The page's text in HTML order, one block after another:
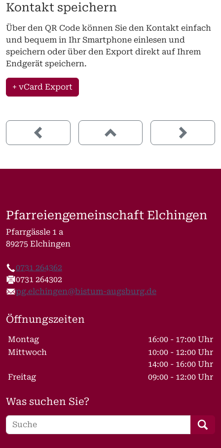
Kontakt speichern
Über den QR Code können Sie den Kontakt einfach
und bequem in Ihr Smartphone einlesen und
speichern oder über den Export direkt auf Ihrem
Endgerät speichern.
+ vCard Export
Pfarreiengemeinschaft Elchingen
Pfarrgässle 1 a
89275 Elchingen
Telefon
0731 264362
Fax
0731 264302
E-Mail
pg.elchingen@bistum-augsburg.de
Öffnungszeiten
Wochentage / Monate
Öffnungszeiten / Hinweise
Montag
16:00 - 17:00 Uhr
Mittwoch
10:00 - 12:00 Uhr
14:00 - 16:00 Uhr
Freitag
09:00 - 12:00 Uhr
Was suchen Sie?